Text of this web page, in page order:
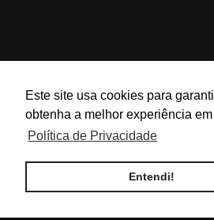
Este site usa cookies para
obtenha a melhor experiência
Política de Privacidade
Entendi!
ACS e ACE Brasil
Comunitários de
Endemias